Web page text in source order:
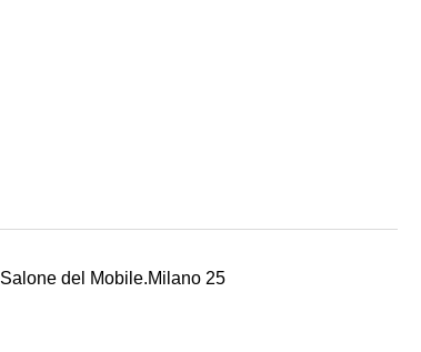
Salone del Mobile.Milano 25